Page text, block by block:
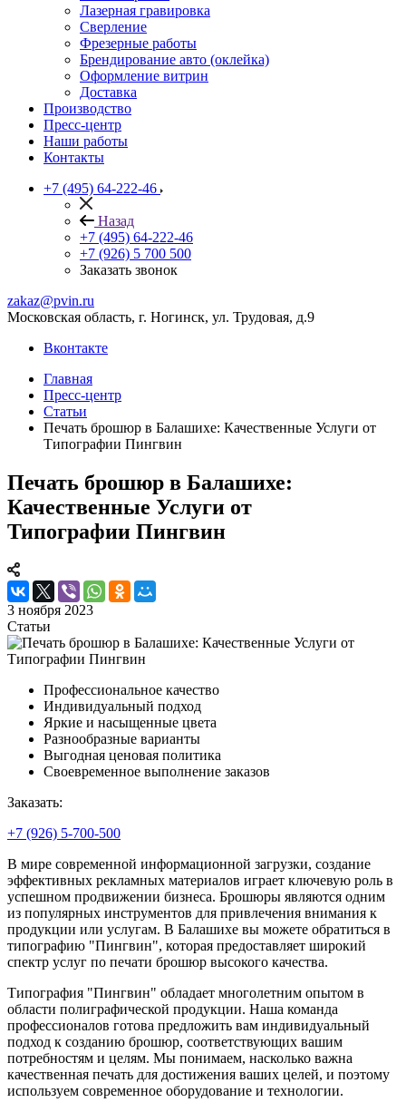
Лазерная гравировка
Сверление
Фрезерные работы
Брендирование авто (оклейка)
Оформление витрин
Доставка
Производство
Пресс-центр
Наши работы
Контакты
+7 (495) 64-222-46
Назад
+7 (495) 64-222-46
+7 (926) 5 700 500
Заказать звонок
zakaz@pvin.ru
Московская область, г. Ногинск, ул. Трудовая, д.9
Вконтакте
Главная
Пресс-центр
Статьи
Печать брошюр в Балашихе: Качественные Услуги от
Типографии Пингвин
Печать брошюр в Балашихе:
Качественные Услуги от
Типографии Пингвин
3 ноября 2023
Статьи
Профессиональное качество
Индивидуальный подход
Яркие и насыщенные цвета
Разнообразные варианты
Выгодная ценовая политика
Своевременное выполнение заказов
Заказать:
+7 (926) 5-700-500
В мире современной информационной загрузки, создание
эффективных рекламных материалов играет ключевую роль в
успешном продвижении бизнеса. Брошюры являются одним
из популярных инструментов для привлечения внимания к
продукции или услугам. В Балашихе вы можете обратиться в
типографию "Пингвин", которая предоставляет широкий
спектр услуг по печати брошюр высокого качества.
Типография "Пингвин" обладает многолетним опытом в
области полиграфической продукции. Наша команда
профессионалов готова предложить вам индивидуальный
подход к созданию брошюр, соответствующих вашим
потребностям и целям. Мы понимаем, насколько важна
качественная печать для достижения ваших целей, и поэтому
используем современное оборудование и технологии.